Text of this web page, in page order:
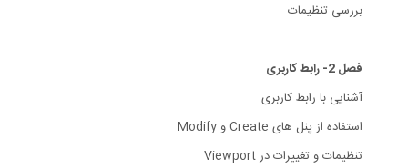
بررسی تنظیمات
فصل 2- رابط کاربری
آشنایی با رابط کاربری
استفاده از پنل های Create و Modify
تنظیمات و تغییرات در Viewport